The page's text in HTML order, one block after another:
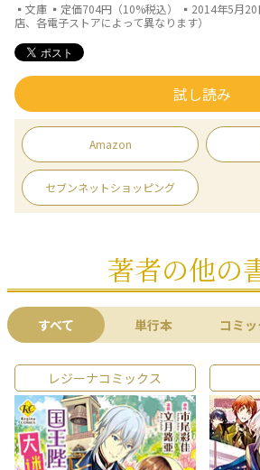
▪文庫 ▪定価704円（10%税込） ▪2014年5月20
店、各電子ストアによって異なります）
試し読み
Amazon
セブンネットショッピング
著者の他の
すべて 単行本 コミ
レジーナコミックス